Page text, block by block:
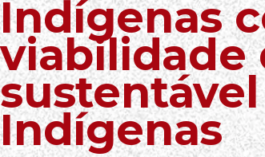
Indígenas
viabilidade
Indígenas